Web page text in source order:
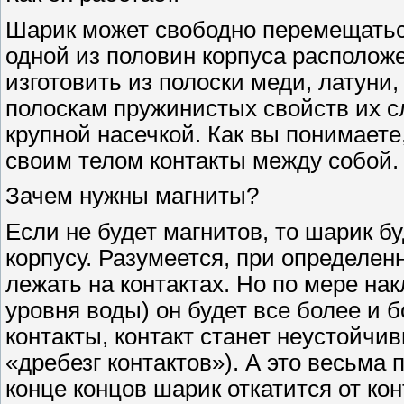
Шарик может свободно
одной из половин корпуса
изготовить из полоски меди,
полоскам пружинистых свойств их
крупной насечкой. Как вы
своим телом контакты между собой.
Зачем нужны магниты?
Если не будет магнитов, то шарик
корпусу. Разумеется, при
лежать на контактах. Но по мере
уровня воды) он будет все более и
контакты, контакт станет
«дребезг контактов»). А это
конце концов шарик откатится от